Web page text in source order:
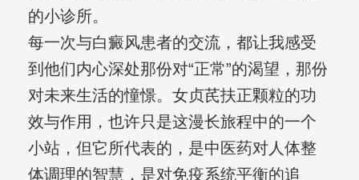
的小诊所。
每一次与白癜风患者的交流，都让我感受
到他们内心深处那份对“正常”的渴望，那份
对未来生活的憧憬。女贞芪扶正颗粒的功
效与作用，也许只是这漫长旅程中的一个
小站，但它所代表的，是中医药对人体整
体调理的智慧，是对免疫系统平衡的追